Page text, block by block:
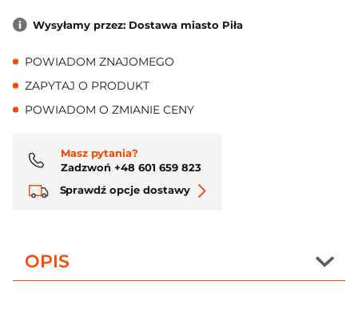
Wysyłamy przez: Dostawa miasto Piła
POWIADOM ZNAJOMEGO
ZAPYTAJ O PRODUKT
POWIADOM O ZMIANIE CENY
Masz pytania?
Zadzwoń +48 601 659 823
Sprawdź opcje dostawy
OPIS